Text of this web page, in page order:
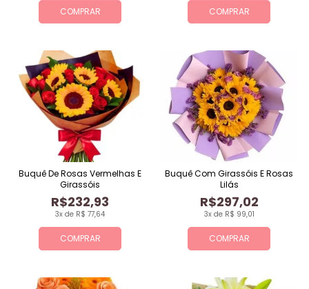
COMPRAR COMPRAR
COMPRAR
3x de R$ 77,64
R$232,93
Buquê De Rosas Vermelhas E
Girassóis
COMPRAR
3x de R$ 99,01
R$297,02
Buquê Com Girassóis E Rosas
Lilás